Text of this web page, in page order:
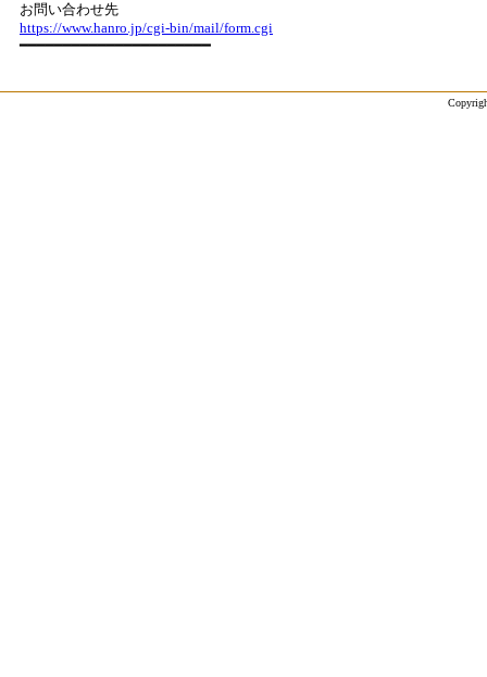
お問い合わせ先
https://www.hanro.jp/cgi-bin/mail/form.cgi
━━━━━━━━━━━━━━━━━━━━━━